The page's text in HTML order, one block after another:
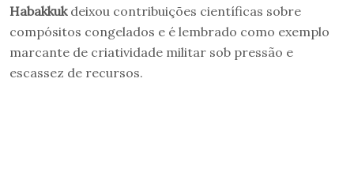
Habakkukdeixou contribuições científicas sobre
compósitos congelados e é lembrado como exemplo
marcante de criatividade militar sob pressão e
escassez de recursos.